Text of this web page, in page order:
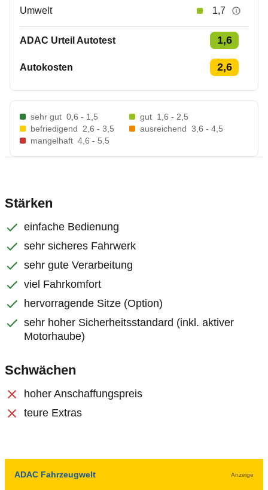
Umwelt 1,7
ADAC Urteil Autotest 1,6
Autokosten 2,6
sehr gut 0,6 - 1,5 gut 1,6 - 2,5
befriedigend
2,6 - 3,5 ausreichend 3,6 - 4,5
mangelhaft 4,6 - 5,5
Stärken
einfache Bedienung
sehr sicheres Fahrwerk
sehr gute Verarbeitung
viel Fahrkomfort
hervorragende Sitze (Option)
sehr hoher Sicherheitsstandard (inkl. aktiver
Motorhaube)
Schwächen
hoher Anschaffungspreis
teure Extras
ADAC Fahrzeugwelt Anzeige